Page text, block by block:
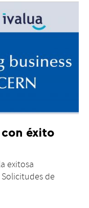
éxito
exitosa
de